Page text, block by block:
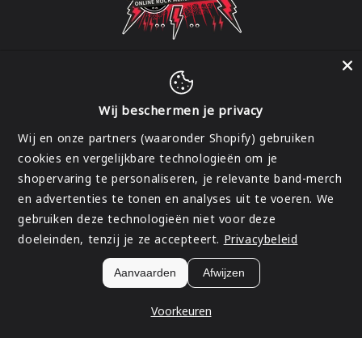
FacebookInstagram
België | EUR €
Betaalmethoden
Rockwinkel Terugbetalingsbeleid
Wij beschermen je privacy
Wij en onze partners (waaronder Shopify) gebruiken
cookies en vergelijkbare technologieën om je
shopervaring te personaliseren, je relevante band-merch
en advertenties te tonen en analyses uit te voeren. We
gebruiken deze technologieën niet voor deze
doeleinden, tenzij je ze accepteert. Privacybeleid
Aanvaarden Afwijzen
Voorkeuren